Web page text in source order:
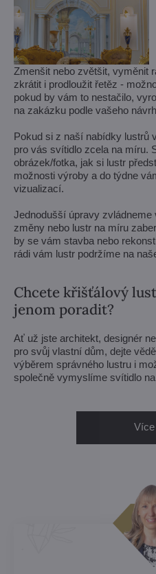
Zmenšit nebo zvětšit, vyměnit
zkrátit i prodloužit řetěz -
pokud by vám to nestačilo,
na zakázku podle vašeho
Pokud si z naší nabídky lustrů
pro vás svítidlo zcela na míru.
obrázek/fotka, jak si lustr
možnosti výroby a do týdne
vizualizací.
Jednodušší úpravy
změny nebo lustr na míru
by se vám stavba nebo
rádi vám lustr podržíme na
Chcete křišťálový
jenom poradit?
Ať už jste architekt, designér
pro svůj vlastní dům, dejte
výběrem správného lustru i
společně vymyslíme svítidlo